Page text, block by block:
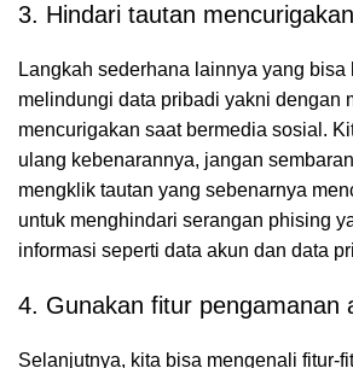
3. Hindari tautan mencurigakan
Langkah sederhana lainnya yang bisa
melindungi data pribadi yakni dengan
mencurigakan saat bermedia sosial.
ulang kebenarannya, jangan
mengklik tautan yang sebenarnya
untuk menghindari serangan phising
informasi seperti data akun dan data
4. Gunakan fitur pengamanan
Selanjutnya, kita bisa mengenali fitur-